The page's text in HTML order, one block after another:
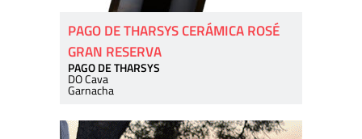
PAGO DE THARSYS CERÁMICA ROSÉ
GRAN RESERVA
PAGO DE THARSYS
DO Cava
Garnacha